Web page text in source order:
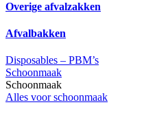
Overige afvalzakken
Afvalbakken
Disposables – PBM’s
Schoonmaak
Schoonmaak
Alles voor schoonmaak